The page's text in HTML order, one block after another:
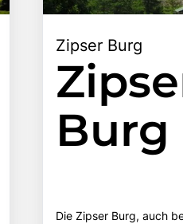
Zipser Burg
Burg
Die Zipser Burg, auch